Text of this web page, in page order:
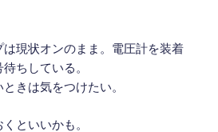
現状オンのまま。電圧計を装着
ちしている。
きは気をつけたい。
といいかも。